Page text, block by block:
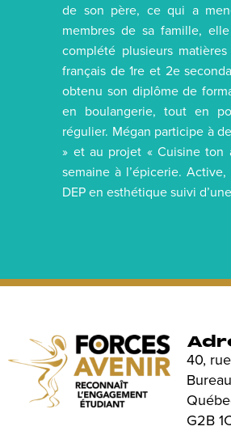
de son père, ce qui a
membres de sa famille,
complété plusieurs
français de 1re et 2e
obtenu son diplôme de
en boulangerie, tout en
régulier. Mégan participe à
» et au projet « Cuisine ton
semaine à l’épicerie.
DEP en esthétique suivi
40,
G2B